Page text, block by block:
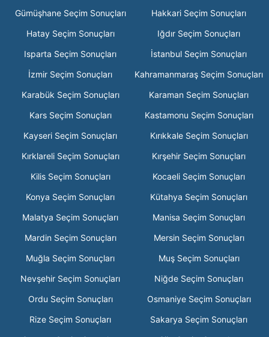
Gümüşhane Seçim Sonuçları
Hakkari Seçim Sonuçları
Hatay Seçim Sonuçları
Iğdır Seçim Sonuçları
Isparta Seçim Sonuçları
İstanbul Seçim Sonuçları
İzmir Seçim Sonuçları
Kahramanmaraş Seçim Sonuçları
Karabük Seçim Sonuçları
Karaman Seçim Sonuçları
Kars Seçim Sonuçları
Kastamonu Seçim Sonuçları
Kayseri Seçim Sonuçları
Kırıkkale Seçim Sonuçları
Kırklareli Seçim Sonuçları
Kırşehir Seçim Sonuçları
Kilis Seçim Sonuçları
Kocaeli Seçim Sonuçları
Konya Seçim Sonuçları
Kütahya Seçim Sonuçları
Malatya Seçim Sonuçları
Manisa Seçim Sonuçları
Mardin Seçim Sonuçları
Mersin Seçim Sonuçları
Muğla Seçim Sonuçları
Muş Seçim Sonuçları
Nevşehir Seçim Sonuçları
Niğde Seçim Sonuçları
Ordu Seçim Sonuçları
Osmaniye Seçim Sonuçları
Rize Seçim Sonuçları
Sakarya Seçim Sonuçları